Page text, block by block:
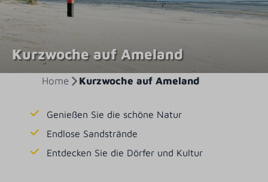
Kurzwoche auf Ameland
Home Kurzwoche auf Ameland
Genießen Sie die schöne Natur
Endlose Sandstrände
Entdecken Sie die Dörfer und Kultur